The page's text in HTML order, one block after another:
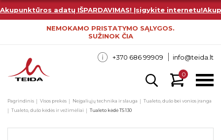
Akupunktūros adatų IŠPARDAVIMAS! Įsigykite internetu!
NEMOKAMO PRISTATYMO SĄLYGOS.
SUŽINOK ČIA
0
+370 686 99909 info@teida.lt
Pagrindinis Visos prekės Neįgaliųjų technika ir slauga
Tualeto, dušo bei vonios įranga
Tualeto, dušo kėdės ir vežimėliai
Tualeto kėdė TS 130